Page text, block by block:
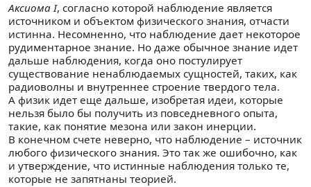
Аксиома I, согласно которой наблюдение является
источником и объектом физического знания, отчасти
истинна. Несомненно, что наблюдение дает некоторое
рудиментарное знание. Но даже обычное знание идет
дальше наблюдения, когда оно постулирует
существование ненаблюдаемых сущностей, таких, как
радиоволны и внутреннее строение твердого тела.
А физик идет еще дальше, изобретая идеи, которые
нельзя было бы получить из повседневного опыта,
такие, как понятие мезона или закон инерции.
В конечном счете неверно, что наблюдение – источник
любого физического знания. Это так же ошибочно, как
и утверждение, что истинные наблюдения только те,
которые не запятнаны теорией.